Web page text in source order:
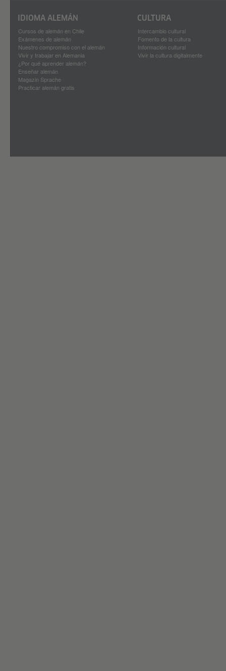
IDIOMA ALEMÁN
Cursos de alemán en Chile
Exámenes de alemán
Nuestro compromiso con el alemán
Vivir y trabajar en Alemania
¿Por qué aprender alemán?
Enseñar alemán
Magazin Sprache
Practicar alemán gratis
CULTURA
Intercambio cultural
Fomento de la cultura
Información cultural
Vivir la cultura digitalmente